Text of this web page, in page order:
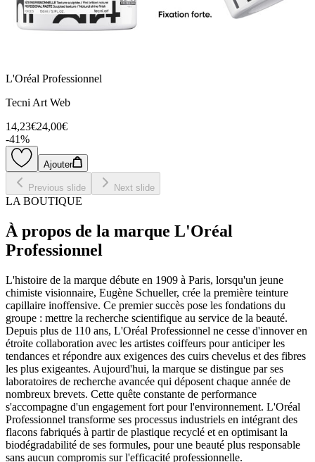
L'Oréal Professionnel
Tecni Art Web
14,23€24,00€
-41%
Ajouter
Previous slide Next slide
LA BOUTIQUE
À propos de la marque L'Oréal
Professionnel
L'histoire de la marque débute en 1909 à Paris, lorsqu'un jeune
chimiste visionnaire, Eugène Schueller, crée la première teinture
capillaire inoffensive. Ce premier succès pose les fondations du
groupe : mettre la recherche scientifique au service de la beauté.
Depuis plus de 110 ans, L'Oréal Professionnel ne cesse d'innover en
étroite collaboration avec les artistes coiffeurs pour anticiper les
tendances et répondre aux exigences des cuirs chevelus et des fibres
les plus exigeantes. Aujourd'hui, la marque se distingue par ses
laboratoires de recherche avancée qui déposent chaque année de
nombreux brevets. Cette quête constante de performance
s'accompagne d'un engagement fort pour l'environnement. L'Oréal
Professionnel transforme ses processus industriels en intégrant des
flacons fabriqués à partir de plastique recyclé et en optimisant la
biodégradabilité de ses formules, pour une beauté plus responsable
sans aucun compromis sur l'efficacité professionnelle.